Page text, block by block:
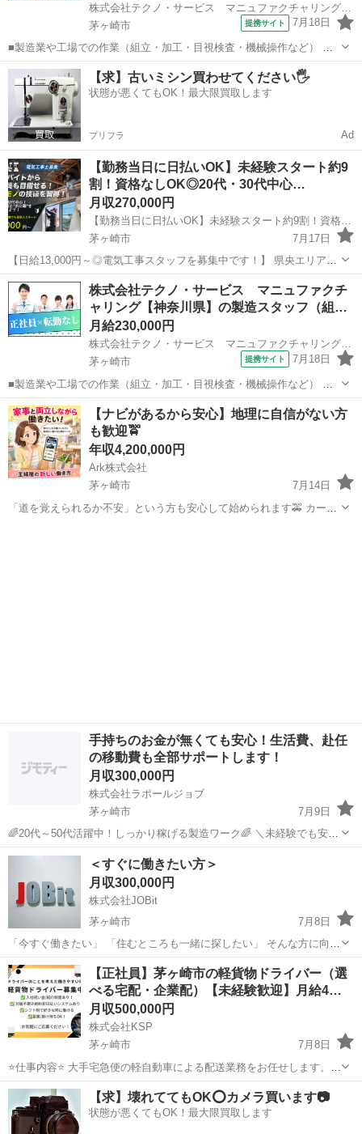
株式会社テクノ・サービス マニュファクチャリング【神奈川県】
茅ヶ崎市
提携サイト 7月18日
■製造業や工場での作業（組立・加工・目視検査・機械操作など） 具
体的には・・・ 製品に不備がないか目視チェック 部品を機械にセット
してボタン操作などなど 複雑な作業や力仕事はほとんどなく覚えやす
いものばかり！ 未経験の方...
神奈川 茅ヶ崎市 倉庫管理
【求】古いミシン買わせてください🖐️
状態が悪くてもOK！最大限買取します
プリフラ Ad
【勤務当日に日払いOK】未経験スタート約9
割！資格なしOK◎20代・30代中心…
月収270,000円
茅ヶ崎市
7月17日
【日給13,000円～◎電気工事スタッフを募集中です！】 県央エリアで
お仕事をお探しの方、頑張った分だけ給与に反映される会社で働きま
せんか！ 電気・空調工事・高所作業の経験、ご興味がありましたら、
ぜひお気軽にお問い合わせ...
神奈川 茅ヶ崎市 電気 未経験
株式会社テクノ・サービス マニュファクチ
ャリング【神奈川県】の製造スタッフ（組…
月給230,000円
株式会社テクノ・サービス マニュファクチャリング【神奈川県】
茅ヶ崎市
提携サイト 7月18日
■製造業や工場での作業（組立・加工・目視検査・機械操作など） 具
体的には・・・ 製品に不備がないか目視チェック 部品を機械にセット
してボタン操作などなど 複雑な作業や力仕事はほとんどなく覚えやす
いものばかり！ 未経験の方...
神奈川 茅ヶ崎市 倉庫管理
【ナビがあるから安心】地理に自信がない方
も歓迎🚖
年収4,200,000円
Ark株式会社
茅ヶ崎市
7月14日
「道を覚えられるか不安」という方も安心して始められます🚕 カーナ
手持ちのお金が無くても安心！生活費、赴任
の移動費も全部サポートします！
月収300,000円
株式会社ラポールジョブ
茅ヶ崎市
7月9日
🌈20代～50代活躍中！しっかり稼げる製造ワーク🌈 ＼未経験でも安心
スタート！高時給で安定収入を実現✨／ 【お仕事内容】 製造補助スタ
神奈川 茅ヶ崎市 機械 未経験
＜すぐに働きたい方＞
月収300,000円
株式会社JOBit
茅ヶ崎市
7月8日
「今すぐ働きたい」 「住むところも一緒に探したい」 そんな方に向け
たお仕事をご紹介しています。 ◆ こんな方におすすめ ・すぐに働き
たい ・寮付きの仕事を探している ・所持金が少ない／今月が厳しい
...
神奈川 茅ヶ崎市 物流 未経験
【正社員】茅ヶ崎市の軽貨物ドライバー（選
べる宅配・企業配）【未経験歓迎】月給4…
月収500,000円
株式会社KSP
茅ヶ崎市
7月8日
⭐️仕事内容⭐️ 大手宅急便の軽自動車による配送業務をお任せします。
（ヤマト、佐川等） 荷物は軽いものが中心なので、体力に自信がない
方でも安心してスタートできます。 あなたの希望や適性に合わせて、
以下の2つのス...
神奈川 茅ヶ崎市 ドライバー 未経験
【求】壊れててもOK⭕️カメラ買います📷
状態が悪くてもOK！最大限買取します